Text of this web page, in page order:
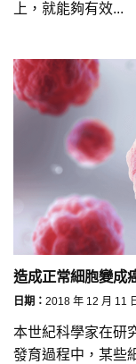
上，就能夠有效...
造成正常細胞變成
日期： 2018 年 12 月 11
本世紀科學家在研
發育過程中，某些